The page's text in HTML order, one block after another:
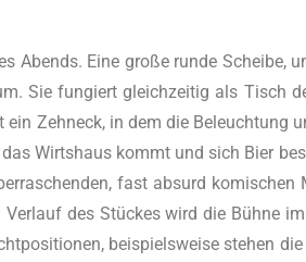
Abends. Eine gro­ße run­de Schei­be,
Sie fun­giert gleich­zei­tig als Tisch
Zehn­eck, in dem die Beleuch­tung
Wirts­haus kommt und sich Bier
fast absurd komi­schen
des Stü­ckes wird die Büh­ne
bei­spiels­wei­se ste­hen